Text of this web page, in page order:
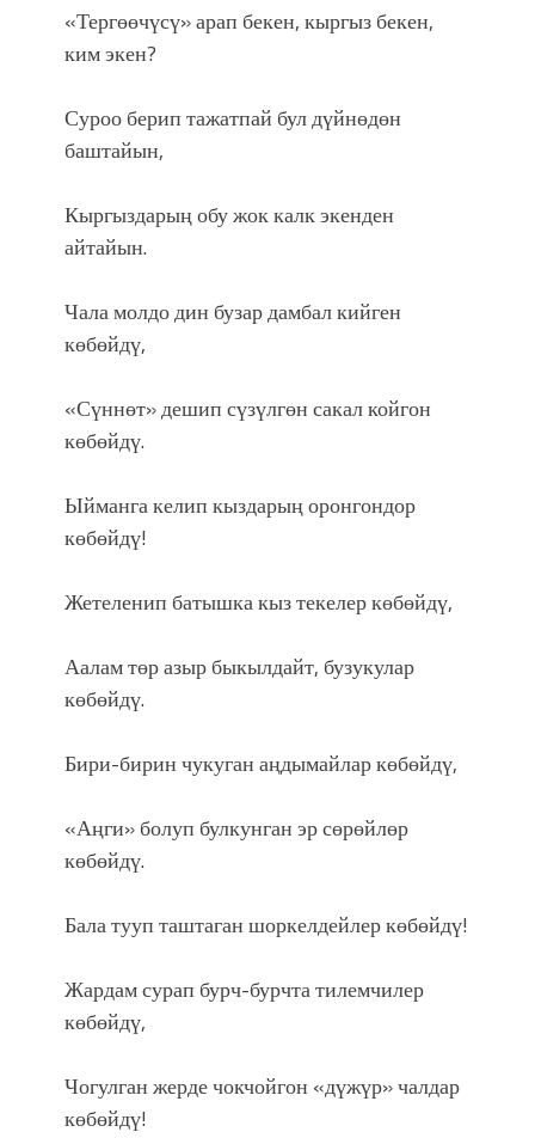
«Тергөөчүсү» арап бекен, кыргыз бекен,
ким экен?
Суроо берип тажатпай бул дүйнөдөн
баштайын,
Кыргыздарың обу жок калк экенден
айтайын.
Чала молдо дин бузар дамбал кийген
көбөйдү,
«Сүннөт» дешип сүзүлгөн сакал койгон
көбөйдү.
Ыйманга келип кыздарың оронгондор
көбөйдү!
Жетеленип батышка кыз текелер көбөйдү,
Аалам төр азыр быкылдайт, бузукулар
көбөйдү.
Бири-бирин чукуган аңдымайлар көбөйдү,
«Аңги» болуп булкунган эр сөрөйлөр
көбөйдү.
Бала тууп таштаган шоркелдейлер көбөйдү!
Жардам сурап бурч-бурчта тилемчилер
көбөйдү,
Чогулган жерде чокчойгон «дүжүр» чалдар
көбөйдү!